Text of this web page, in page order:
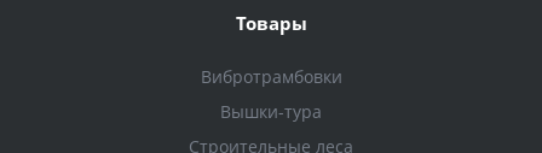
Товары
Вибротрамбовки
Вышки-тура
Строительные леса